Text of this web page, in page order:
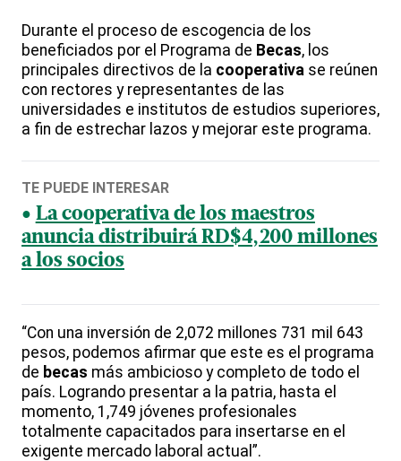
Durante el proceso de escogencia de los
beneficiados por el Programa de Becas, los
principales directivos de la cooperativa se reúnen
con rectores y representantes de las
universidades e institutos de estudios superiores,
a fin de estrechar lazos y mejorar este programa.
TE PUEDE INTERESAR
La cooperativa de los maestros
anuncia distribuirá RD$4,200 millones
a los socios
“Con una inversión de 2,072 millones 731 mil 643
pesos, podemos afirmar que este es el programa
de becas más ambicioso y completo de todo el
país. Logrando presentar a la patria, hasta el
momento, 1,749 jóvenes profesionales
totalmente capacitados para insertarse en el
exigente mercado laboral actual”.